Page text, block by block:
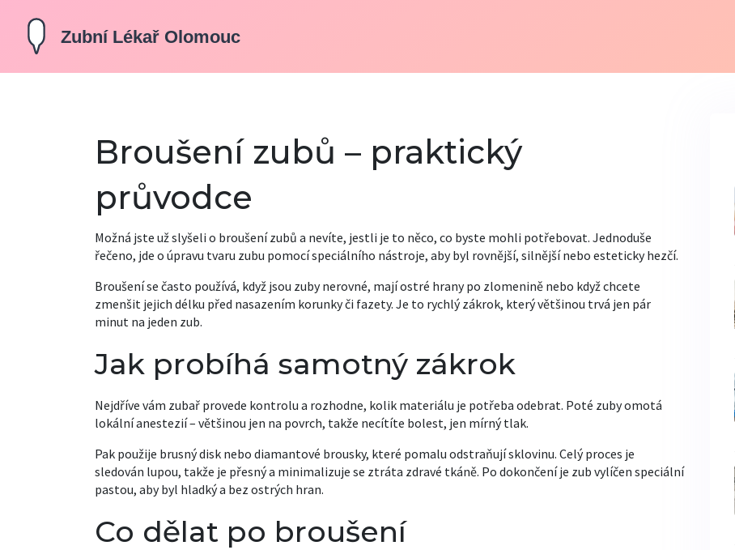
Broušení zubů – praktický
průvodce
Možná jste už slyšeli o broušení zubů a nevíte, jestli je to něco, co byste mohli potřebovat. Jednoduše
řečeno, jde o úpravu tvaru zubu pomocí speciálního nástroje, aby byl rovnější, silnější nebo esteticky hezčí.
Broušení se často používá, když jsou zuby nerovné, mají ostré hrany po zlomenině nebo když chcete
zmenšit jejich délku před nasazením korunky či fazety. Je to rychlý zákrok, který většinou trvá jen pár
minut na jeden zub.
Jak probíhá samotný zákrok
Nejdříve vám zubař provede kontrolu a rozhodne, kolik materiálu je potřeba odebrat. Poté zuby omotá
lokální anestezií – většinou jen na povrch, takže necítíte bolest, jen mírný tlak.
Pak použije brusný disk nebo diamantové brousky, které pomalu odstraňují sklovinu. Celý proces je
sledován lupou, takže je přesný a minimalizuje se ztráta zdravé tkáně. Po dokončení je zub vylíčen speciální
pastou, aby byl hladký a bez ostrých hran.
Co dělat po broušení